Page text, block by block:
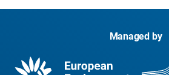
Managed by